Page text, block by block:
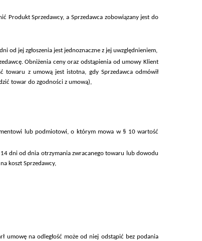
Produkt Sprzedawcy, a Sprzedawca zobowiązany jest do
od jej zgłoszenia jest jednoznaczne z jej uwzględnieniem,
Obniżenia ceny oraz odstąpienia od umowy Klient
towaru z umową jest istotna, gdy Sprzedawca odmówił
towar do zgodności z umową),
lub podmiotowi, o którym mowa w § 10 wartość
dni od dnia otrzymania zwracanego towaru lub dowodu
koszt Sprzedawcy,
umowę na odległość może od niej odstąpić bez podania